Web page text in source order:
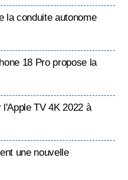
la conduite autonome
18 Pro propose la
TV 4K 2022 à
une nouvelle